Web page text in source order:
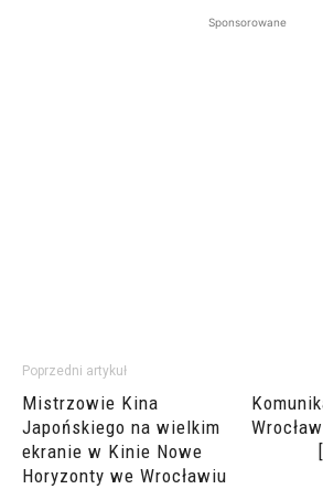
Sponsorowane
Poprzedni artykuł
Mistrzowie Kina
Japońskiego na wielkim
ekranie w Kinie Nowe
Horyzonty we Wrocławiu